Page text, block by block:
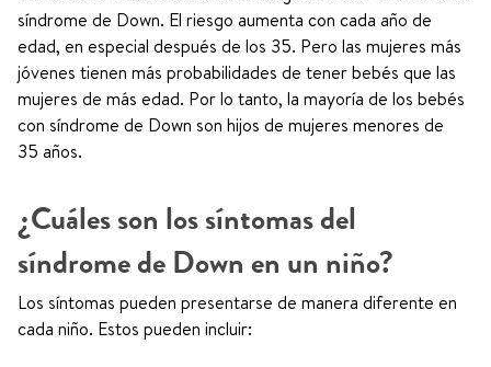
síndrome de Down. El riesgo aumenta con cada año de
edad, en especial después de los 35. Pero las mujeres más
jóvenes tienen más probabilidades de tener bebés que las
mujeres de más edad. Por lo tanto, la mayoría de los bebés
con síndrome de Down son hijos de mujeres menores de
35 años.
¿Cuáles son los síntomas del
síndrome de Down en un niño?
Los síntomas pueden presentarse de manera diferente en
cada niño. Estos pueden incluir: